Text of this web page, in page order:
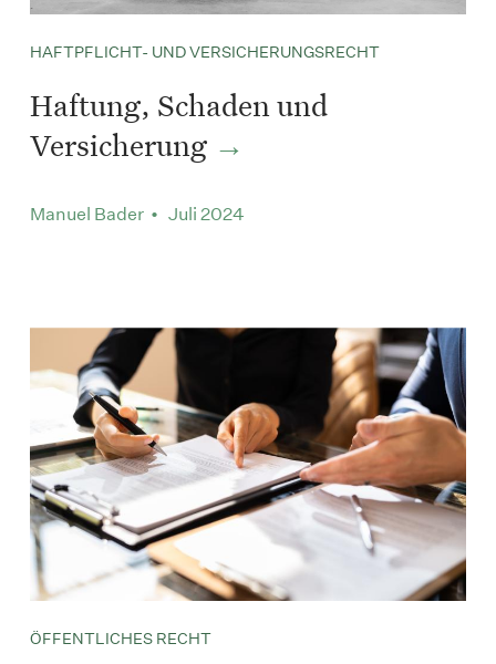
HAFTPFLICHT- UND VERSICHERUNGSRECHT
Haftung, Schaden und
Versicherung
Manuel Bader • Juli 2024
ÖFFENTLICHES RECHT